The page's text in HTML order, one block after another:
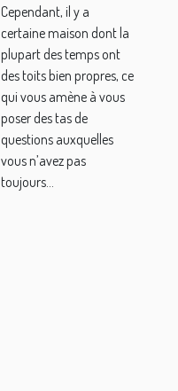
Cependant, il y a
certaine maison dont la
plupart des temps ont
des toits bien propres, ce
qui vous amène à vous
poser des tas de
questions auxquelles
vous n’avez pas
toujours...